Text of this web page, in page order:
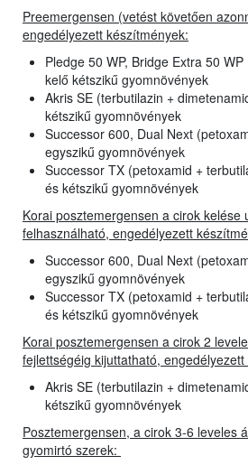
Preemergensen (vetést követően
engedélyezett készítmények:
Pledge 50 WP, Bridge Extra 50
kelő kétszikű gyomnövények
Akris SE (terbutilazin +
kétszikű gyomnövények
Successor 600, Dual Next
egyszikű gyomnövények
Successor TX (petoxamid +
és kétszikű gyomnövények
Korai posztemergensen a cirok kelése
felhasználható, engedélyezett
Successor 600, Dual Next
egyszikű gyomnövények
Successor TX (petoxamid +
és kétszikű gyomnövények
Korai posztemergensen a cirok 2
fejlettségéig kijuttatható,
Akris SE (terbutilazin +
kétszikű gyomnövények
Posztemergensen, a cirok 3-6 leveles
gyomirtó szerek: